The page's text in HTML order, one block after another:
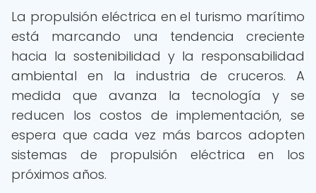
La propulsión eléctrica en el turismo marítimo
está marcando una tendencia creciente
hacia la sostenibilidad y la responsabilidad
ambiental en la industria de cruceros. A
medida que avanza la tecnología y se
reducen los costos de implementación, se
espera que cada vez más barcos adopten
sistemas de propulsión eléctrica en los
próximos años.